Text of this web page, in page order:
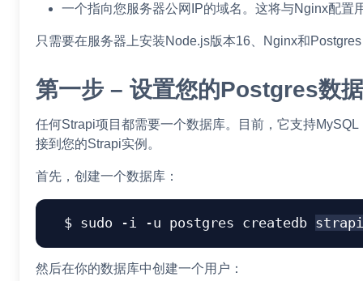
一个指向您服务器公网IP的域名。这将与Nginx配置
只需要在服务器上安装Node.js版本16、Nginx和
第一步 – 设置您的Postgres数
任何Strapi项目都需要一个数据库。目前，它支持
接到您的Strapi实例。
首先，创建一个数据库：
sudo -i -u postgres createdb
然后在你的数据库中创建一个用户：